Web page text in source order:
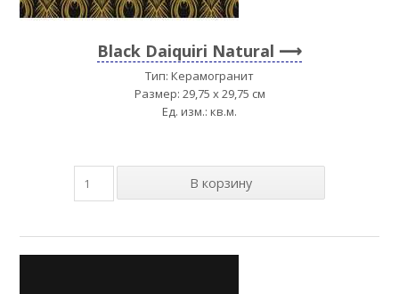
Black Daiquiri Natural
Тип: Керамогранит
Размер: 29,75 x 29,75 см
Ед. изм.: кв.м.